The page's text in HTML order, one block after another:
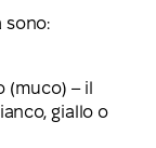
sono:
(muco) – il
giallo o